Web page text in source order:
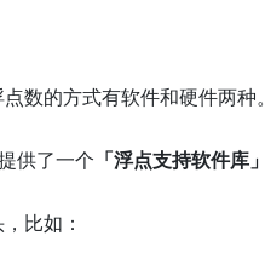
数的方式有软件和硬件两种。
供了一个 「浮点支持软件库」
比如：